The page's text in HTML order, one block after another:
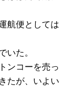
航便としては
いた。
ンコーを売っ
たが、いよい